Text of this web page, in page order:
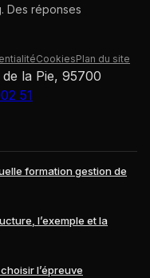
Des réponses
CookiesPlan du site
la Pie, 95700
51
formation gestion de
l’exemple et la
l’épreuve